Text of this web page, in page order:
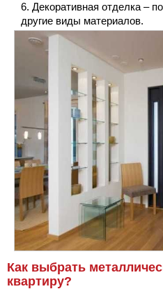
Декоративная отделка –
другие виды материалов.
Как выбрать
квартиру?